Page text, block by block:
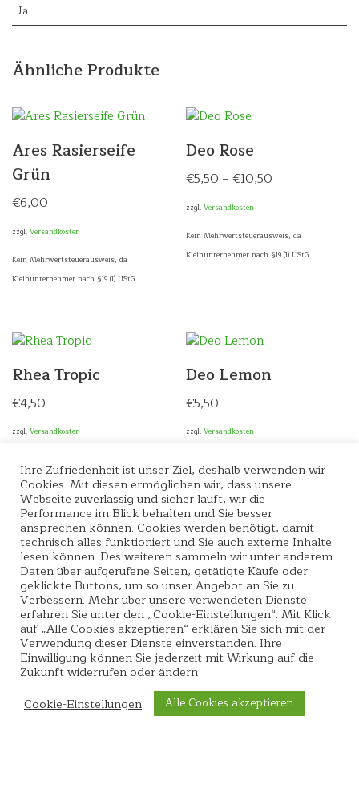
Ja
Ähnliche Produkte
Ares Rasierseife
Grün
€6,00
zzgl. Versandkosten
Kein Mehrwertsteuerausweis, da
Kleinunternehmer nach §19 (1) UStG.
Deo Rose
€5,50 –€10,50
zzgl.Versandkosten
Kein Mehrwertsteuerausweis, da
Kleinunternehmer nach §19 (1) UStG.
Rhea Tropic
€4,50
zzgl. Versandkosten
Kleinunternehmer nach §19 (1) UStG.
Deo Lemon
€5,50
zzgl.Versandkosten
Kleinunternehmer nach §19 (1) UStG.
Warenkorb Anfahrt
Kontakt
Versandarten
Zahlungsarten
Widerruf
Ihre Zufriedenheit ist unser Ziel, deshalb verwenden wir
Cookies. Mit diesen ermöglichen wir, dass unsere
Webseite zuverlässig und sicher läuft, wir die
Performance im Blick behalten und Sie besser
ansprechen können. Cookies werden benötigt, damit
technisch alles funktioniert und Sie auch externe Inhalte
lesen können. Des weiteren sammeln wir unter anderem
Daten über aufgerufene Seiten, getätigte Käufe oder
geklickte Buttons, um so unser Angebot an Sie zu
Verbessern. Mehr über unsere verwendeten Dienste
erfahren Sie unter den „Cookie-Einstellungen“. Mit Klick
auf „Alle Cookies akzeptieren“ erklären Sie sich mit der
Verwendung dieser Dienste einverstanden. Ihre
Einwilligung können Sie jederzeit mit Wirkung auf die
Zukunft widerrufen oder ändern
Cookie-Einstellungen
Alle Cookies akzeptieren